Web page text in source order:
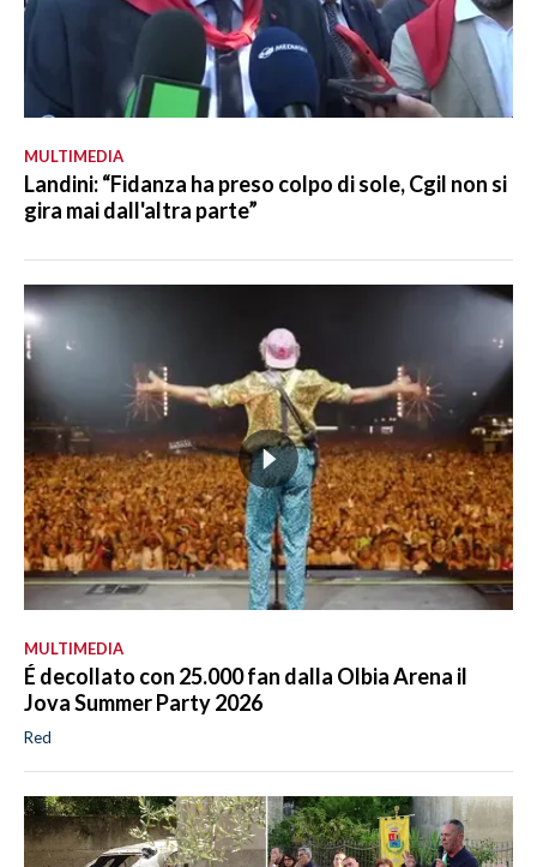
MULTIMEDIA
Landini: “Fidanza ha preso colpo di sole, Cgil non si
gira mai dall'altra parte”
MULTIMEDIA
É decollato con 25.000 fan dalla Olbia Arena il
Jova Summer Party 2026
Red